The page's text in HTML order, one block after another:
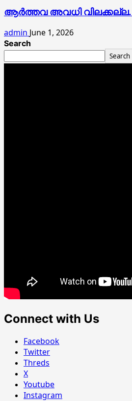
ആർത്തവ അവധി വിലക്കല്ല.
admin June 1, 2026
Search
Search
Connect with Us
Facebook
Twitter
Threds
X
Youtube
Instagram